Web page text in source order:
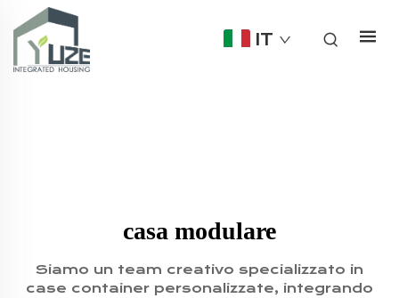
IT
casa modulare
Siamo un team creativo specializzato in
case container personalizzate, integrando